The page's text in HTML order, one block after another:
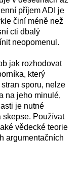
příjem ADI je
činí méně než
cti dbalý
neopomenul.
jak rozhodovat
který
sporu, nelze
na jeho minulé,
je nutné
skepse. Používat
vědecké teorie
argumentačních